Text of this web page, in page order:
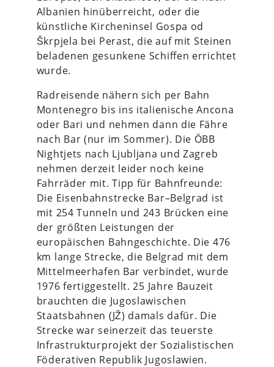
Albanien hinüberreicht, oder die
künstliche Kircheninsel Gospa od
Škrpjela bei Perast, die auf mit Steinen
beladenen gesunkene Schiffen errichtet
wurde.
Radreisende nähern sich per Bahn
Montenegro bis ins italienische Ancona
oder Bari und nehmen dann die Fähre
nach Bar (nur im Sommer). Die ÖBB
Nightjets nach Ljubljana und Zagreb
nehmen derzeit leider noch keine
Fahrräder mit. Tipp für Bahnfreunde:
Die Eisenbahnstrecke Bar–Belgrad ist
mit 254 Tunneln und 243 Brücken eine
der größten Leistungen der
europäischen Bahngeschichte. Die 476
km lange Strecke, die Belgrad mit dem
Mittelmeerhafen Bar verbindet, wurde
1976 fertiggestellt. 25 Jahre Bauzeit
brauchten die Jugoslawischen
Staatsbahnen (JŽ) damals dafür. Die
Strecke war seinerzeit das teuerste
Infrastrukturprojekt der Sozialistischen
Föderativen Republik Jugoslawien.